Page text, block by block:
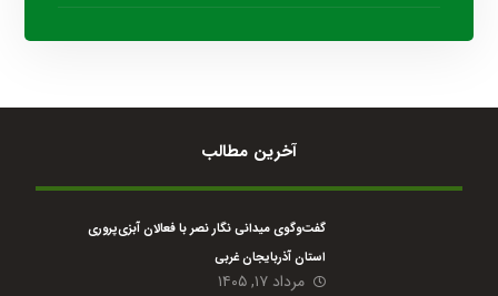
آخرین مطالب
گفت‌وگوی میدانی نگار نصر با فعالان آبزی‌پروری
استان آذربایجان غربی
مرداد ۱۷, ۱۴۰۵